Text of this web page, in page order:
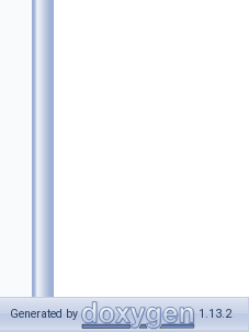
Generated by 1.13.2